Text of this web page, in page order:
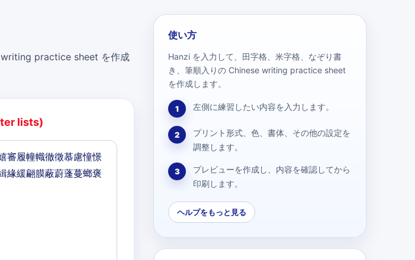
writing practice sheet を作成
lists)
使い方
Hanzi を入力して、田字格、米字格、なぞり書
き、筆順入りの Chinese writing practice sheet
を作成します。
1 左側に練習したい内容を入力します。
2
プリント形式、色、書体、その他の設定を
調整します。
3
プレビューを作成し、内容を確認してから
印刷します。
ヘルプをもっと見る